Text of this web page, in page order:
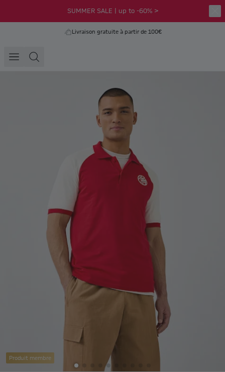
SUMMER SALE | up to -60% >
Livraison gratuite à partir de 100€
Produit membre